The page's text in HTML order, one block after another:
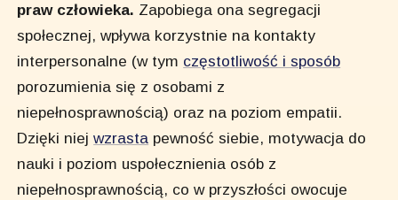
praw człowieka. Zapobiega ona segregacji
społecznej, wpływa korzystnie na kontakty
interpersonalne (w tym częstotliwość i sposób
porozumienia się z osobami z
niepełnosprawnością) oraz na poziom empatii.
Dzięki niejwzrasta pewność siebie, motywacja do
nauki i poziom uspołecznienia osób z
niepełnosprawnością, co w przyszłości owocuje